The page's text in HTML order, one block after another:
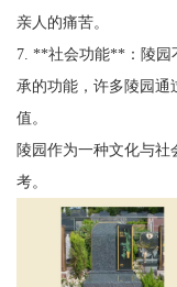
亲人的痛苦。
7. **社会功能**：陵园
承的功能，许多陵园通
值。
陵园作为一种文化与社
考。